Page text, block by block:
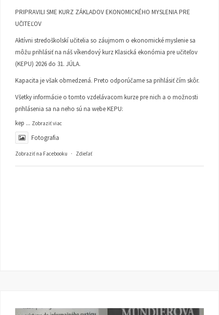
PRIPRAVILI SME KURZ ZÁKLADOV EKONOMICKÉHO MYSLENIA PRE
UČITEĽOV
Aktívni stredoškolskí učitelia so záujmom o ekonomické myslenie sa
môžu prihlásiť na náš víkendový kurz Klasická ekonómia pre učiteľov
(KEPU) 2026 do 31. JÚLA.
Kapacita je však obmedzená. Preto odporúčame sa prihlásiť čím skôr.
Všetky informácie o tomto vzdelávacom kurze pre nich a o možnosti
prihlásenia sa na neho sú na webe KEPU:
kep ... Zobraziť viac
Fotografia
Zobraziť na Facebooku · Zdieľať